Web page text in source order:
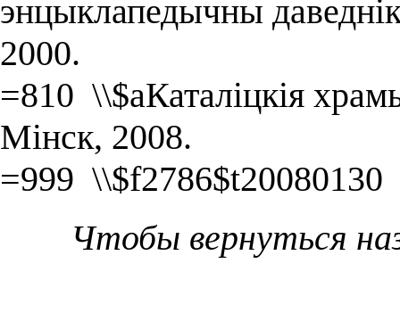
энцыклапедычны
2000.
=810 \\$aКаталіцкія
Мінск, 2008.
=999 \\$f2786$t20080130
Чтобы вернуться